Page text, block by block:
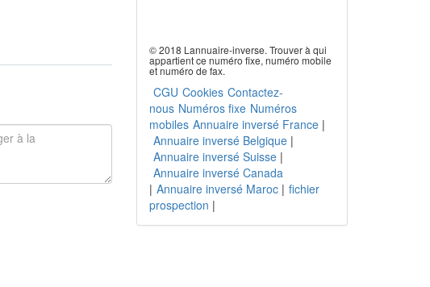
© 2018 Lannuaire-inverse. Trouver à qui
appartient ce numéro fixe, numéro mobile
et numéro de fax.
CGU Cookies Contactez-
nous Numéros fixe Numéros
mobiles Annuaire inversé France|
Annuaire inversé Belgique|
Annuaire inversé Suisse|
Annuaire inversé Canada
| Annuaire inversé Maroc| fichier
prospection |